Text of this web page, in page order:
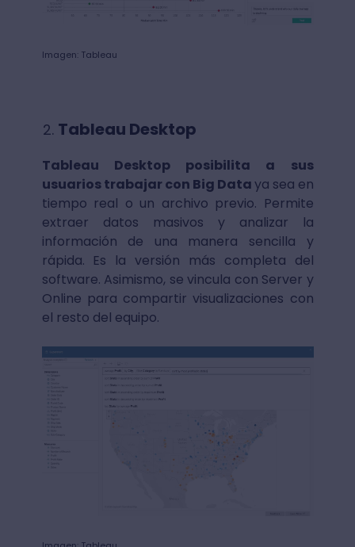
Imagen: Tableau
Tableau Desktop
Tableau Desktop posibilita a sus
usuarios trabajar con Big Dataya sea en
tiempo real o un archivo previo. Permite
extraer datos masivos y analizar la
información de una manera sencilla y
rápida. Es la versión más completa del
software. Asimismo, se vincula con Server y
Online para compartir visualizaciones con
el resto del equipo.